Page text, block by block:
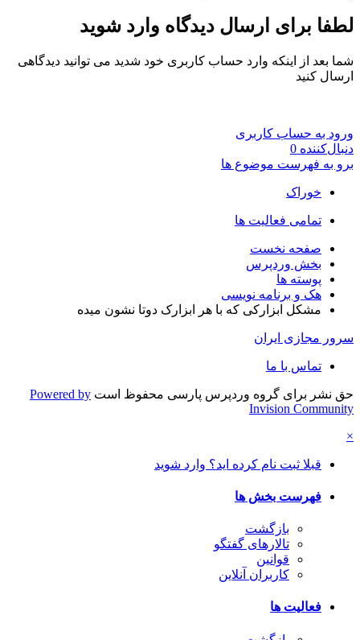
لطفا برای ارسال دیدگاه وارد شوید
شما بعد از اینکه وارد حساب کاربری خود شدید می توانید دیدگاهی
ارسال کنید
ورود به حساب کاربری
دنبال‌کننده 0
برو به فهرست موضوع ها
خوراک
تمامی فعالیت ها
صفحه نخست
بخش وردپرس
پوسته ها
هک و برنامه نویسی
مشکل ابزارکی که با هر ابزارک دوتا نشون میده
سرور مجازی ایران
تماس با ما
حق نشر برای گروه وردپرس پارسی محفوظ است Powered by
Invision Community
×
قبلا ثبت نام کرده اید؟ وارد شوید
فهرست بخش ها
بازگشت
تالارهای گفتگو
قوانین
کاربران آنلاین
فعالیت ها